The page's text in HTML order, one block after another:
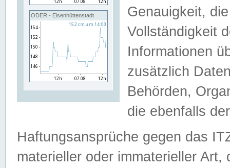
ODER - Eisenhüttenstadt
Genauigkeit,
Vollständigkeit
Informationen
zusätzlich
Behörden,
die ebenfalls
Haftungsansprüche gegen das
materieller oder immaterieller